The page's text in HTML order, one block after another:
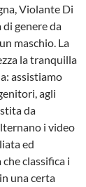
Violante Di
di genere da
maschio. La
la tranquilla
assistiamo
agli
da
i video
ed
classifica i
una certa